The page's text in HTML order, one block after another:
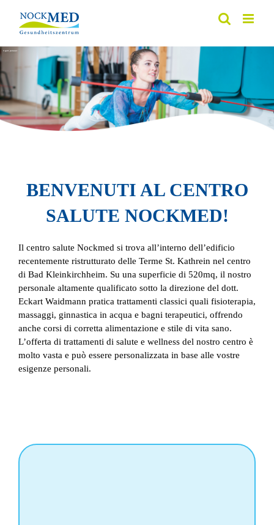
content
© gert_perauer
BENVENUTI AL CENTRO
SALUTE NOCKMED!
Il centro salute Nockmed si trova all’interno dell’edificio
recentemente ristrutturato delle Terme St. Kathrein nel centro
di Bad Kleinkirchheim. Su una superficie di 520mq, il nostro
personale altamente qualificato sotto la direzione del dott.
Eckart Waidmann pratica trattamenti classici quali fisioterapia,
massaggi, ginnastica in acqua e bagni terapeutici, offrendo
anche corsi di corretta alimentazione e stile di vita sano.
L’offerta di trattamenti di salute e wellness del nostro centro è
molto vasta e può essere personalizzata in base alle vostre
esigenze personali.